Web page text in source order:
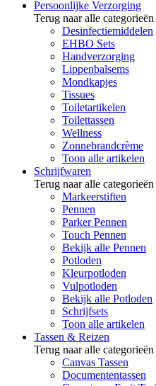
Persoonlijke Verzorging
Terug naar alle categorieën
Desinfectiemiddelen
EHBO Sets
Handverzorging
Lippenbalsems
Mondkapjes
Tissues
Toiletartikelen
Toilettassen
Wellness
Zonnebrandcrème
Toon alle artikelen
Schrijfwaren
Terug naar alle categorieën
Markeerstiften
Pennen
Parker Pennen
Touch Pennen
Bekijk alle Pennen
Potloden
Kleurpotloden
Vulpotloden
Bekijk alle Potloden
Schrijfsets
Toon alle artikelen
Tassen & Reizen
Terug naar alle categorieën
Canvas Tassen
Documententassen